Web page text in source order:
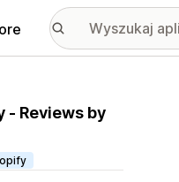
‑ Reviews by